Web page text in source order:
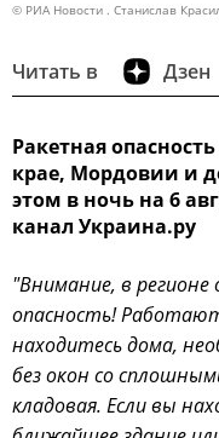
© РИА Новости . Станислав
Читать в Дзен
Ракетная
крае, Мордовии и
этом в ночь на 6
канал Украина.ру
"Внимание, в
опасность!
находитесь дома,
без окон со
кладовая. Если вы